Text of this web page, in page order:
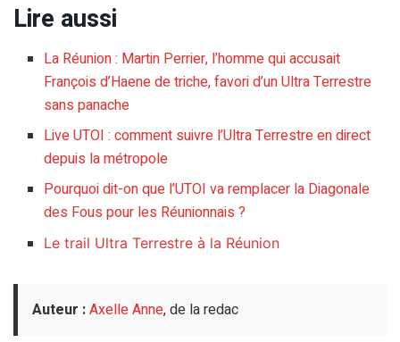
Lire aussi
La Réunion : Martin Perrier, l’homme qui accusait
François d’Haene de triche, favori d’un Ultra Terrestre
sans panache
Live UTOI : comment suivre l’Ultra Terrestre en direct
depuis la métropole
Pourquoi dit-on que l’UTOI va remplacer la Diagonale
des Fous pour les Réunionnais ?
Le trail Ultra Terrestre à la Réunion
Auteur :Axelle Anne, de la redac